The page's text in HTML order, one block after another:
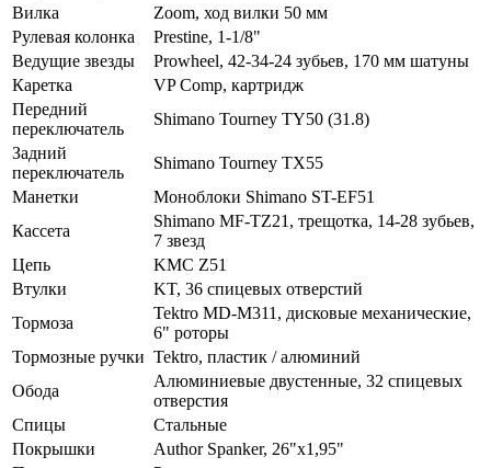
Вилка
Zoom, ход вилки 50 мм
Рулевая колонка
Prestine, 1-1/8"
Ведущие звезды
Prowheel, 42-34-24 зубьев, 170 мм шатуны
Каретка
VP Comp, картридж
Передний
переключатель
Shimano Tourney TY50 (31.8)
Задний
переключатель
Shimano Tourney TX55
Манетки
Моноблоки Shimano ST-EF51
Кассета
Shimano MF-TZ21, трещотка, 14-28 зубьев,
7 звезд
Цепь
KMC Z51
Втулки
KT, 36 спицевых отверстий
Тормоза
Tektro MD-M311, дисковые механические,
6" роторы
Тормозные ручки Tektro, пластик / алюминий
Обода
Алюминиевые двустенные, 32 спицевых
отверстия
Спицы
Стальные
Покрышки
Author Spanker, 26"x1,95"